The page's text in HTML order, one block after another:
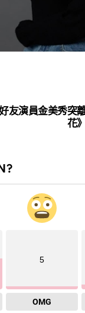
友演員金美秀突
花
5
OMG